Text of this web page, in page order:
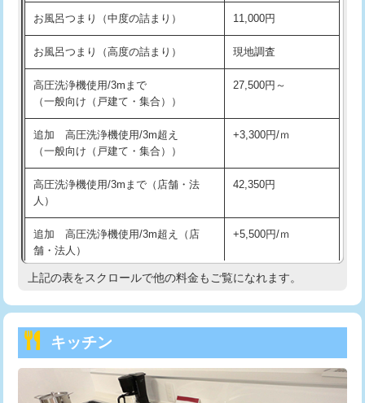
式）)
交換・取付(混合水栓（壁付・デッキ
式・ワンホール）)
16,500円+材料費
交換・取付(排水栓・排水トラップ
（P/S/ポップアップ））
22,000円+材料費
交換・取付（その他部品） 11,000円+材料費
持込商品取付（単水栓） 13,200円
持込商品取付（混合水栓）
持込商品取付（浄水器・分岐水栓） 16,500円
持込商品取付（温水洗浄便座） 22,000円
持込商品取付（普通便座⇔温水洗浄便
22,000円
給水管工事※（ホール加工)
給水管工事※（バンド止め) 3,300円
お風呂つまり（中度の詰まり） 11,000円
お風呂つまり（高度の詰まり） 現地調査
高圧洗浄機使用/3mまで
（一般向け（戸建て・集合））
27,500円～
追加 高圧洗浄機使用/3m超え
（一般向け（戸建て・集合））
+3,300円/ｍ
高圧洗浄機使用/3mまで（店舗・法
人）
42,350円
追加 高圧洗浄機使用/3m超え（店
舗・法人）
+5,500円/ｍ
高度高圧洗浄換 現地調査
トーラー機使用/3mまで
追加トーラー機使用/3m超え +3,300円
上記の表をスクロールで他の料金もご覧になれます。
キッチン